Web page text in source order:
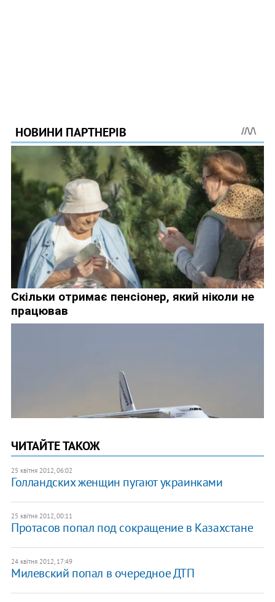
ЧИТАЙТЕ ТАКОЖ
25 квітня 2012, 06:02
Голландских женщин пугают украинками
25 квітня 2012, 00:11
Протасов попал под сокращение в Казахстане
24 квітня 2012, 17:49
Милевский попал в очередное ДТП